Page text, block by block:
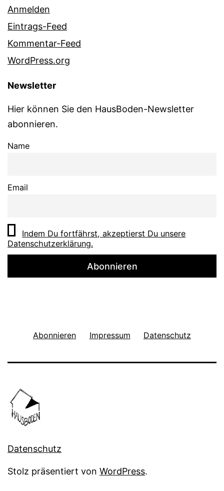
Anmelden
Eintrags-Feed
Kommentar-Feed
WordPress.org
Newsletter
Hier können Sie den HausBoden-Newsletter
abonnieren.
Name
Email
Indem Du fortfährst, akzeptierst Du unsere
Datenschutzerklärung.
Abonnieren Impressum Datenschutz
Datenschutz
Stolz präsentiert von WordPress.